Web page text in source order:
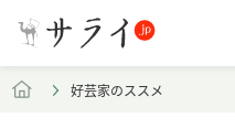
好芸家のススメ